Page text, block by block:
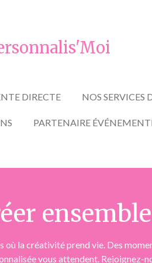
DIRECTE NOS SERVICES
PARTENAIRE
ensemble
où la créativité prend vie. Des
vous attendent. Rejoignez-